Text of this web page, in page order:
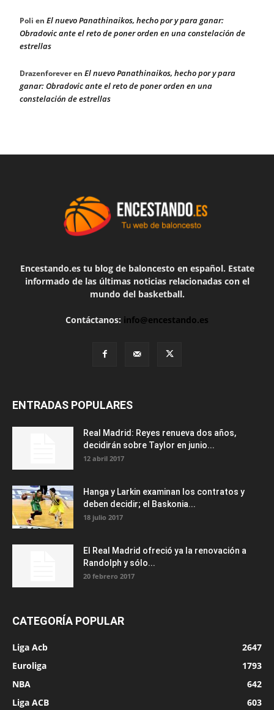
Poli en El nuevo Panathinaikos, hecho por y para ganar:
Obradovic ante el reto de poner orden en una constelación de
estrellas
Drazenforeveren El nuevo Panathinaikos, hecho por y para
ganar: Obradovic ante el reto de poner orden en una
constelación de estrellas
Encestando.es tu blog de baloncesto en español. Estate
informado de las últimas noticias relacionadas con el
mundo del basketball.
Contáctanos: info@encestando.es
ENTRADAS POPULARES
Real Madrid: Reyes renueva dos años,
decidirán sobre Taylor en junio...
12 abril 2017
Hanga y Larkin examinan los contratos y
deben decidir; el Baskonia...
18 julio 2017
El Real Madrid ofreció ya la renovación a
Randolph y sólo...
20 febrero 2017
CATEGORÍA POPULAR
Liga Acb
2647
Euroliga
1793
NBA
642
Liga ACB
603